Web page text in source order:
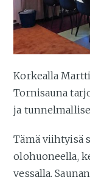
Korkealla
Tornisauna
ja
Tämä viihtyisä
olohuoneella,
vessalla.